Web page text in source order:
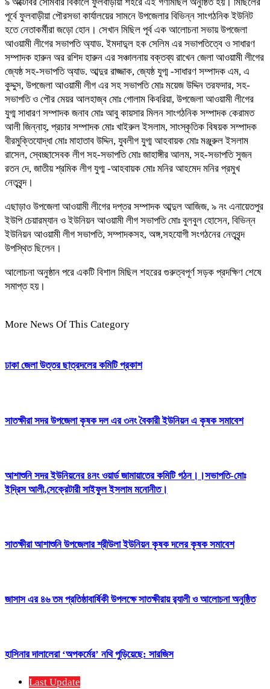
পূর্বে ফুলবাড়ীয়া পৌরসভা কার্যালয়ের সামনে উপজেলার বিভিন্ন সাংগঠনিক ইউনিট
হতে নেতাকর্মীরা জড়ো হোন। সেখান মিছিল পূর্ব এক আলোচনা সভায় উপজেলা
আওয়ামী লীগের সভাপতি অ্যাড. ইমদাদু্ল হক সেলিম এর সভাপতিত্বে ও সাধারণ
সম্পাদক হারুন অর রশিদ হারুন এর সঞ্চালনায় বক্তব্য রাখেন জেলা আওয়ামী লীগের
জ্যেষ্ঠ সহ-সভাপতি অ্যাড. আব্দুর রাজ্জাক, জ্যেষ্ঠ যুগ্ম -সাধারণ সম্পাদক এম, এ
কুদ্দুস, উপজেলা আওয়ামী লীগ এর সহ সভাপতি মোঃ ময়েজ উদ্দিন তরফদার, সহ-
সভাপতি ও পৌর মেয়র আলহাজ্ব মোঃ গোলাম কিবরিয়া, উপজেলা আওয়ামী লীগের
যুগ্ম সাধারণ সম্পাদক জনাব মোঃ আবু কায়সার মিলন সাংগঠনিক সম্পাদক কেরামত
আলী জিন্নাহ্, প্রচার সম্পাদক মোঃ খাইরুল ইসলাম, সাংস্কৃতিক বিষয়ক সম্পাদক
বীরমুক্তিযোদ্ধা মোঃ মাহাতাব উদ্দিন, যুবলীগ যুগ্ম আহবায়ক মোঃ মঞ্জুরুল ইসলাম
রাসেল, স্বেচ্ছাসেবক লীগ সহ-সভাপতি মোঃ জাহাঙ্গীর আলম, সহ-সভাপতি সুজন
রতন দে, জাতীয় শ্রমিক লীগ যুগ্ম -আহবায়ক মোঃ মনির আহমেদ মনির প্রমুখ
নেতৃবৃন্দ।
এছাড়াও উপজেলা আওয়ামী লীগের দপ্তর সম্পাদক আব্দুল আজিজ, ৯ নং এনায়েতপুর
ইউপি চেয়ারম্যান ও ইউনিয়ন আওয়ামী লীগ সভাপতি মোঃ বুলবুল হোসেন, বিভিন্ন
ইউনিয়ন আওয়ামী লীগ সভাপতি, সম্পাদকসহ, অঙ্গ,সহযোগী সংগঠনের নেতৃবৃন্দ
উপস্থিত ছিলেন।
আলোচনা অনুষ্ঠান পরে একটি বিশাল মিছিল শহরের গুরুত্বপূর্ণ সড়ক প্রদক্ষিণ শেষে
সমাপ্ত হয়।
More News Of This Category
ঢাকা জেলা উত্তর ছাত্রদলের কমিটি প্রকাশ
সাতক্ষীরা সদর উপজেলা কৃষক দল এর ৩নং বৈকারী ইউনিয়ন এ কৃষক সমাবেশ
আশাশুনি সদর ইউনিয়নের ৪নং ওয়ার্ড জামায়াতের কমিটি গঠন।।সভাপতি-মোঃ
ইদ্রিস আলী,সেক্রেটারী সাইফুল ইসলাম মনোনীত।
সাতক্ষীরা আশাশুনি উপজেলার শ্রীউলা ইউনিয়ন কৃষক দলের কৃষক সমাবেশ
জাসাস এর ৪৬ তম প্রতিষ্ঠাবার্ষিকী উপলক্ষে সাতক্ষীরায় র‍্যালী ও আলোচনা অনুষ্ঠিত
হাসিনার দালালেরা ‘অপকর্মের’ নথি পুড়িয়েছে: সারজিস
Last Update